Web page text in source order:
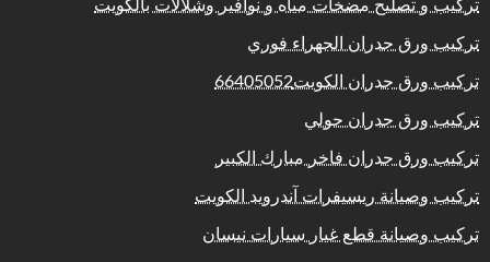
تركيب و تصليح مضخات مياه و نوافير وشلالات بالكويت
تركيب ورق جدران الجهراء فوري
تركيب ورق جدران الكويت66405052
تركيب ورق جدران حولي
تركيب ورق جدران فاخر مبارك الكبير
تركيب وصيانة ريسيفرات آندرويد الكويت
تركيب وصيانة قطع غيار سيارات نيسان